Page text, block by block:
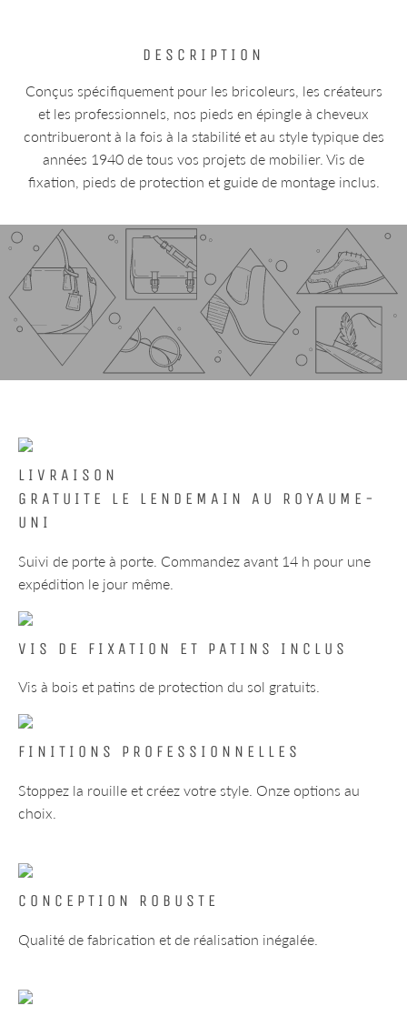
DESCRIPTION
Conçus spécifiquement pour les bricoleurs, les créateurs
et les professionnels, nos pieds en épingle à cheveux
contribueront à la fois à la stabilité et au style typique des
années 1940 de tous vos projets de mobilier. Vis de
fixation, pieds de protection et guide de montage inclus.
LIVRAISON
GRATUITE LE LENDEMAIN AU ROYAUME-
UNI
Suivi de porte à porte. Commandez avant 14 h pour une
expédition le jour même.
VIS DE FIXATION ET PATINS INCLUS
Vis à bois et patins de protection du sol gratuits.
FINITIONS PROFESSIONNELLES
Stoppez la rouille et créez votre style. Onze options au
choix.
CONCEPTION ROBUSTE
Qualité de fabrication et de réalisation inégalée.